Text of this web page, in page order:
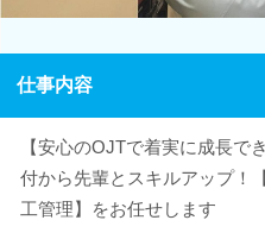
仕事内容
【安心のOJTで着実に成長で
付から先輩とスキルアップ！
工管理】をお任せします